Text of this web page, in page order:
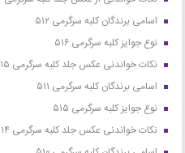
اسامی برندگان کلبه سرگرمی ۵۱۲
نوع جوایز کلبه سرگرمی ۵۱۶
نکات خواندنی عکس جلد کلبه سرگرمی ۵۱۵
اسامی برندگان کلبه سرگرمی ۵۱۱
نوع جوایز کلبه سرگرمی ۵۱۵
نکات خواندنی عکس جلد کلبه سرگرمی ۵۱۴